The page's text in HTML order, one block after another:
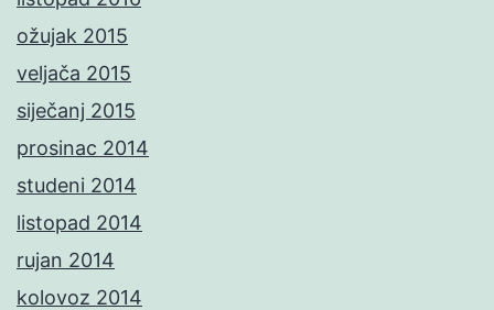
ožujak 2015
veljača 2015
siječanj 2015
prosinac 2014
studeni 2014
listopad 2014
rujan 2014
kolovoz 2014